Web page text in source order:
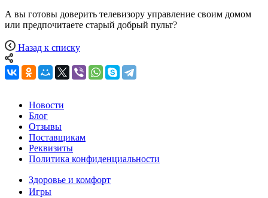
А вы готовы доверить телевизору управление своим домом
или предпочитаете старый добрый пульт?
Назад к списку
Новости
Блог
Отзывы
Поставщикам
Реквизиты
Политика конфиденциальности
Здоровье и комфорт
Игры